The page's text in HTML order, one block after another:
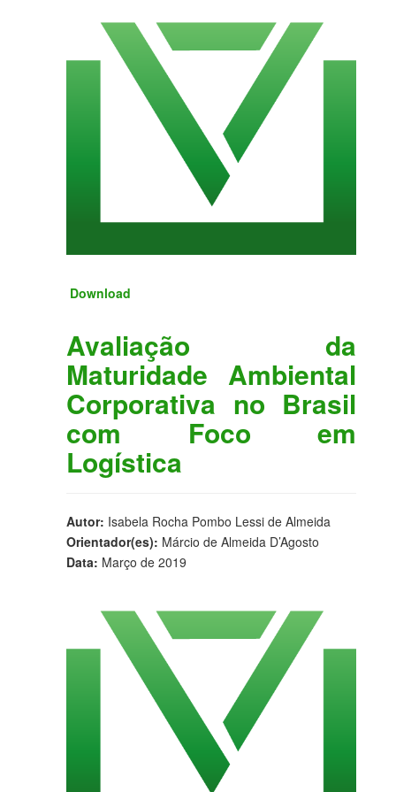
Download
Avaliação da
Maturidade Ambiental
Corporativa no Brasil
com Foco em
Logística
Autor: Isabela Rocha Pombo Lessi de Almeida
Orientador(es): Márcio de Almeida D’Agosto
Data: Março de 2019